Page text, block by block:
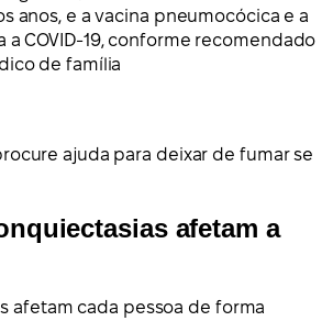
anos, e a vacina pneumocócica e a
a COVID-19, conforme recomendado
de família
ajuda para deixar de fumar se
afetam a
afetam cada pessoa de forma